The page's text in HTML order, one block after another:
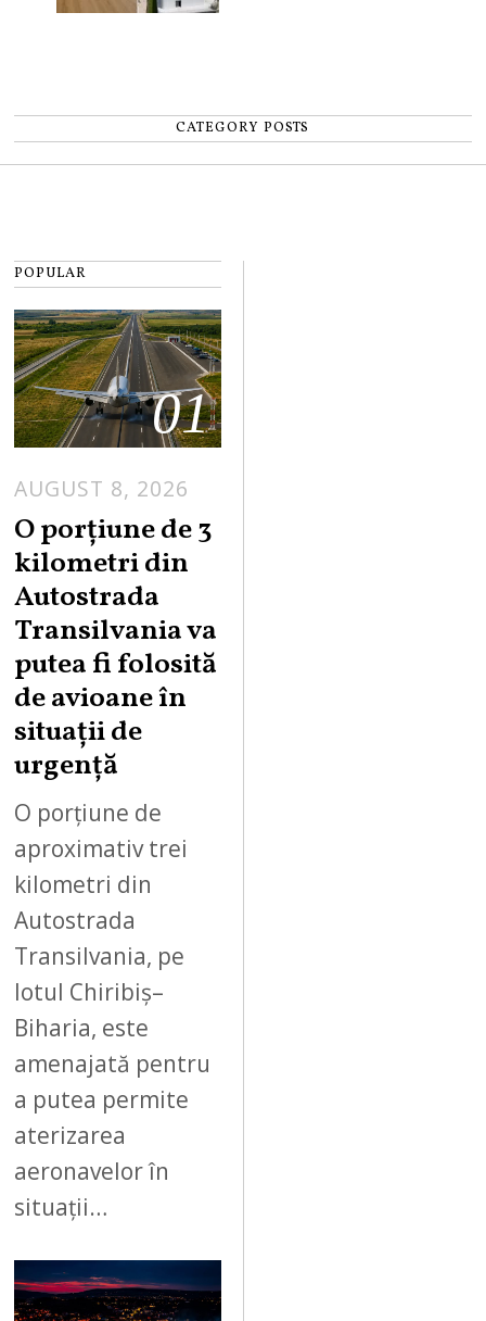
CATEGORY POSTS
POPULAR
01
AUGUST 8, 2026
U
G
T
8
O porțiune de 3
kilometri din
Autostrada
Transilvania va
putea fi folosită
de avioane în
situații de
urgență
O porțiune de
aproximativ trei
kilometri din
Autostrada
Transilvania, pe
lotul Chiribiș–
Biharia, este
amenajată pentru
a putea permite
aterizarea
aeronavelor în
situații…